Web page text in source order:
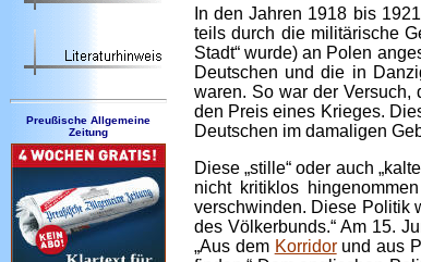
Preußische Allgemeine
Zeitung
In den Jahren 1918 bis
teils durch die militärische
Stadt“ wurde) an Polen
Deutschen und die in
waren. So war der Versuch,
den Preis eines Krieges.
Deutschen im damaligen
Diese „stille“ oder auch
nicht kritiklos
verschwinden. Diese Politik
des Völkerbunds.“ Am 15.
„Aus dem Korridorund aus